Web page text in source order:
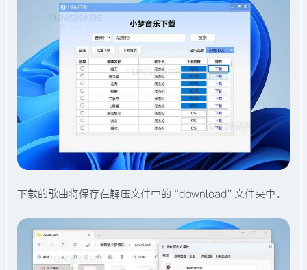
下载的歌曲将保存在解压文件中的“download”文件夹中。